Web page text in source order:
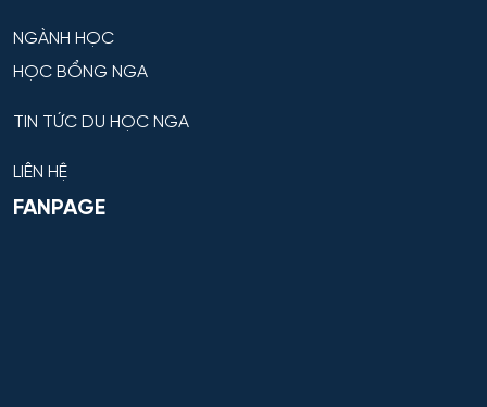
NGÀNH HỌC
HỌC BỔNG NGA
TIN TỨC DU HỌC NGA
LIÊN HỆ
FANPAGE